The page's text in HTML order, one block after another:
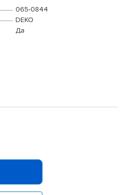
065-0844
DEKO
Да